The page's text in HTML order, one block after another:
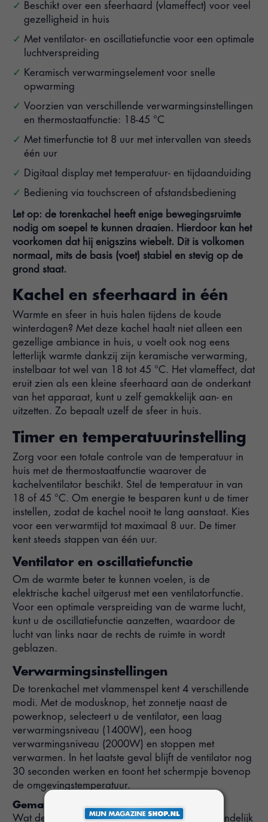
Beschikt over een sfeerhaard (vlameffect) voor veel
gezelligheid in huis
Met ventilator- en oscillatiefunctie voor een optimale
luchtverspreiding
Keramisch verwarmingselement voor snelle
opwarming
Voorzien van verschillende verwarmingsinstellingen
en thermostaatfunctie: 18-45 °C
Met timerfunctie tot 8 uur met intervallen van steeds
één uur
Digitaal display met temperatuur- en tijdaanduiding
Bediening via touchscreen of afstandsbediening
Let op: de torenkachel heeft enige bewegingsruimte
nodig om soepel te kunnen draaien. Hierdoor kan het
voorkomen dat hij enigszins wiebelt. Dit is volkomen
normaal, mits de basis (voet) stabiel en stevig op de
grond staat.
Kachel en sfeerhaard in één
Warmte en sfeer in huis halen tijdens de koude
winterdagen? Met deze kachel haalt niet alleen een
gezellige ambiance in huis, u voelt ook nog eens
letterlijk warmte dankzij zijn keramische verwarming,
instelbaar tot wel van 18 tot 45 °C. Het vlameffect, dat
eruit zien als een kleine sfeerhaard aan de onderkant
van het apparaat, kunt u zelf gemakkelijk aan- en
uitzetten. Zo bepaalt uzelf de sfeer in huis.
Timer en temperatuurinstelling
Zorg voor een totale controle van de temperatuur in
huis met de thermostaatfunctie waarover de
kachelventilator beschikt. Stel de temperatuur in van
18 of 45 °C. Om energie te besparen kunt u de timer
instellen, zodat de kachel nooit te lang aanstaat. Kies
voor een verwarmtijd tot maximaal 8 uur. De timer
kent steeds stappen van één uur.
Ventilator en oscillatiefunctie
Om de warmte beter te kunnen voelen, is de
elektrische kachel uitgerust met een ventilatorfunctie.
Voor een optimale verspreiding van de warme lucht,
kunt u de oscillatiefunctie aanzetten, waardoor de
lucht van links naar de rechts de ruimte in wordt
geblazen.
Verwarmingsinstellingen
De torenkachel met vlammenspel kent 4 verschillende
modi. Met de modusknop, het zonnetje naast de
powerknop, selecteert u de ventilator, een laag
verwarmingsniveau (1400W), een hoog
verwarmingsniveau (2000W) en stoppen met
verwarmen. In het laatste geval blijft de ventilator nog
30 seconden werken en toont het schermpje bovenop
de omgevingstemperatuur.
Gemakkelijk en veilig gebruik
Wat de elektrische torenkachel erg gebruiksvriendelijk